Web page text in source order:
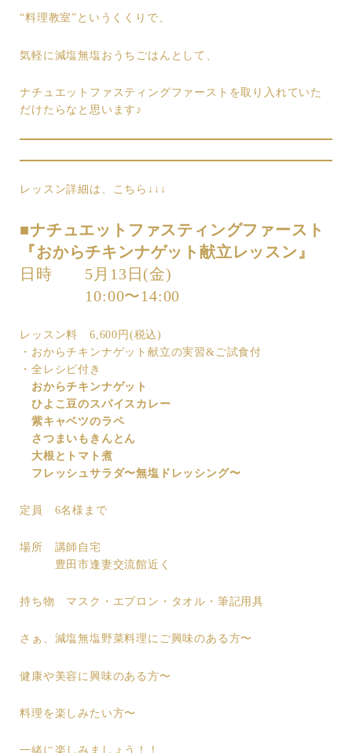
“料理教室”というくくりで、
気軽に減塩無塩おうちごはんとして、
ナチュエットファスティングファーストを取り入れていた
だけたらなと思います♪
レッスン詳細は、こちら↓↓↓
■ナチュエットファスティングファースト
『おからチキンナゲット献立レッスン』
日時 5月13日(金)
10:00〜14:00
レッスン料 6,600円(税込)
・おからチキンナゲット献立の実習&ご試食付
・全レシピ付き
おからチキンナゲット
ひよこ豆のスパイスカレー
紫キャベツのラペ
さつまいもきんとん
大根とトマト煮
フレッシュサラダ〜無塩ドレッシング〜
定員 6名様まで
場所 講師自宅
豊田市逢妻交流館近く
持ち物 マスク・エプロン・タオル・筆記用具
さぁ、減塩無塩野菜料理にご興味のある方〜
健康や美容に興味のある方〜
料理を楽しみたい方〜
一緒に楽しみましょう！！